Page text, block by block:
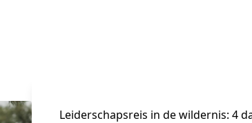
Leiderschapsreis in de wildernis: 4